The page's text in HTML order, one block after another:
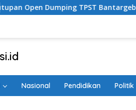
Dumping TPST Bantargebang
Nasional Pendidikan Politik